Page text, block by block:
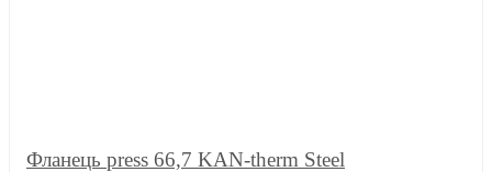
Фланець press 66,7 KAN-therm Steel